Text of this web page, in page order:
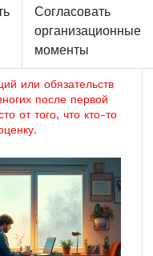
Согласовать
организационные
моменты
или обязательств
после первой
от того, что кто-то